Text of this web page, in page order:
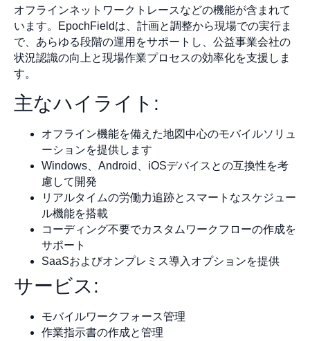
オフラインネットワークトレースなどの機能が含まれて
います。EpochFieldは、計画と調整から現場での実行ま
で、あらゆる段階の運用をサポートし、公益事業会社の
状況認識の向上と現場作業プロセスの効率化を支援しま
す。
主なハイライト:
オフライン機能を備えた地図中心のモバイルソリュ
ーションを提供します
Windows、Android、iOSデバイスとの互換性を考
慮して開発
リアルタイムの労働力追跡とスマートなスケジュー
ル機能を搭載
コーディング不要でカスタムワークフローの作成を
サポート
SaaSおよびオンプレミス導入オプションを提供
サービス:
モバイルワークフォース管理
作業指示書の作成と管理